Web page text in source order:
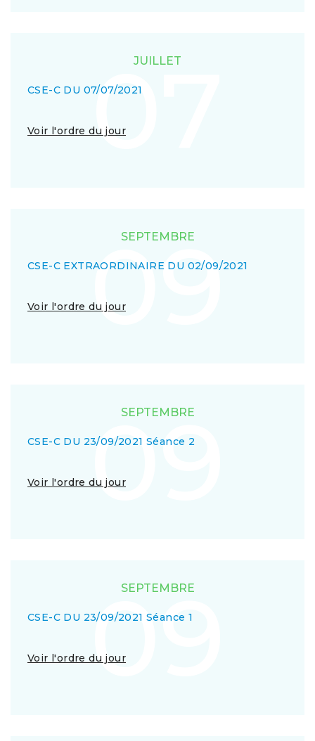
07
JUILLET
CSE-C DU 07/07/2021
Voir l'ordre du jour
09
SEPTEMBRE
CSE-C EXTRAORDINAIRE DU 02/09/2021
Voir l'ordre du jour
09
SEPTEMBRE
CSE-C DU 23/09/2021 Séance 2
Voir l'ordre du jour
09
SEPTEMBRE
CSE-C DU 23/09/2021 Séance 1
Voir l'ordre du jour